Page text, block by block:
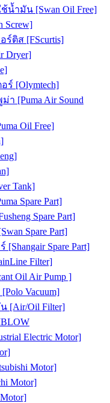
ำมัน [Swan Oil Free]
Screw]
ร์ติส [FScurtis]
Dryer]
ร์ [Olymtech]
[Puma Air Sound
Oil Free]
Tank]
Spare Part]
Spare Part]
Spare Part]
Spare Part]
Filter]
Oil Air Pump ]
Vacuum]
[Air/Oil Filter]
Electric Motor]
Motor]
Motor]